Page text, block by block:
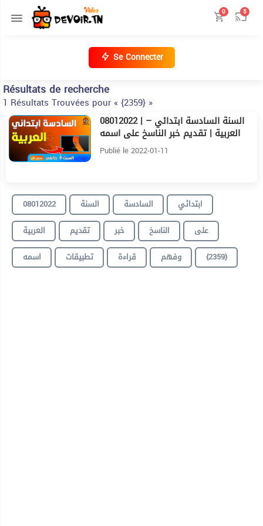
0 5
Se Connecter
Résultats de recherche
1 Résultats Trouvées pour « {2359} »
6:24 08012022 | السنة السادسة ابتدائي –
العربية | تقديم خبر الناسخ على اسمه
تطبيقات قراءة وفهم {2359}
Publié le 2022-01-11
08012022 السنة السادسة
ابتدائي
العربية
تقديم خبر الناسخ
على
اسمه
تطبيقات قراءة وفهم {2359}